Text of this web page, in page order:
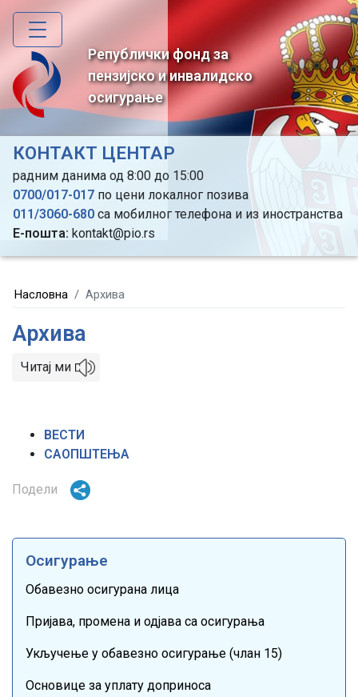
Skip
main
content
Републички фонд за
пензијско и инвалидско
осигурање
КОНТАКТ ЦЕНТАР
радним данима од 8:00 до 15:00
0700/017-017 по цени локалног позива
011/3060-680 са мобилног телефона и из иностранства
Е-пошта: kontakt@pio.rs
Насловна Архива
Архива
Читај ми
ВЕСТИ
САОПШТЕЊА
Подели
Осигурање
Обавезно осигурана лица
Пријава, промена и одјава са осигурања
Укључење у обавезно осигурање (члан 15)
Основице за уплату доприноса